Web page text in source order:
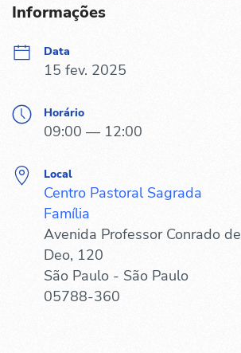
Informações
Data
15 fev. 2025
Horário
09:00 — 12:00
Local
Centro Pastoral Sagrada
Família
Avenida Professor Conrado de
Deo, 120
São Paulo - São Paulo
05788-360